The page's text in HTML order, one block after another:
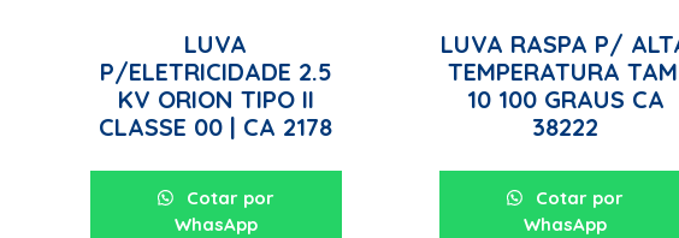
LUVA
P/ELETRICIDADE 2.5
KV ORION TIPO II
CLASSE 00 | CA 2178
Cotar por
WhasApp
LUVA RASPA P/
TEMPERATURA
10 100 GRAUS CA
38222
Cotar por
WhasApp